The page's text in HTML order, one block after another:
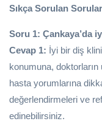
Sıkça Sorulan
Soru 1: Çankaya’da
Cevap 1: İyi bir diş
konumuna, doktorların
hasta yorumlarına
değerlendirmeleri ve
edinebilirsiniz.